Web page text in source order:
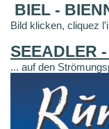
BIEL -
Bild klicken, cliquez
SEEADLER
... auf den